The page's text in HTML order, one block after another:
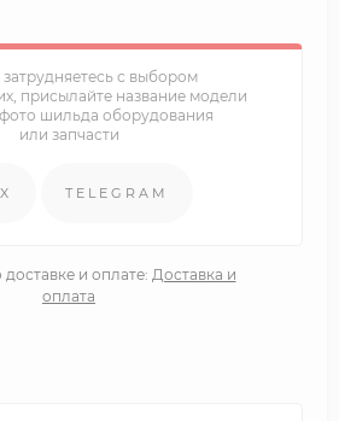
с выбором
присылайте название модели
шильда оборудования
или запчасти
TELEGRAM
и оплате: Доставка и
оплата